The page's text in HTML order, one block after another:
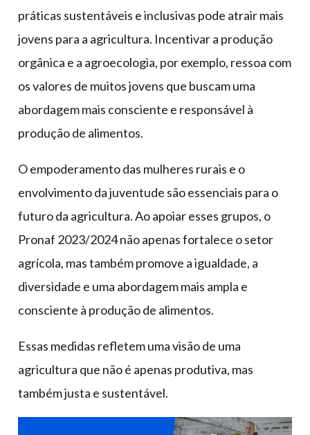
práticas sustentáveis e inclusivas pode atrair mais
jovens para a agricultura. Incentivar a produção
orgânica e a agroecologia, por exemplo, ressoa com
os valores de muitos jovens que buscam uma
abordagem mais consciente e responsável à
produção de alimentos.
O empoderamento das mulheres rurais e o
envolvimento da juventude são essenciais para o
futuro da agricultura. Ao apoiar esses grupos, o
Pronaf 2023/2024 não apenas fortalece o setor
agrícola, mas também promove a igualdade, a
diversidade e uma abordagem mais ampla e
consciente à produção de alimentos.
Essas medidas refletem uma visão de uma
agricultura que não é apenas produtiva, mas
também justa e sustentável.